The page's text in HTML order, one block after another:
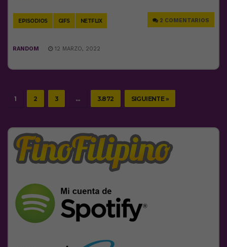
EPISODIOS GIFS NETFLIX 2 COMENTARIOS
RANDOM 12 MARZO, 2022
1 2 3 … 3.872 SIGUIENTE »